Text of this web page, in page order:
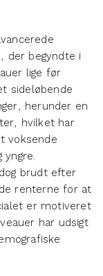
der begyndte i
lige før
sideløbende
herunder en
hvilket har
voksende
brudt efter
renterne for at
er motiveret
har udsigt